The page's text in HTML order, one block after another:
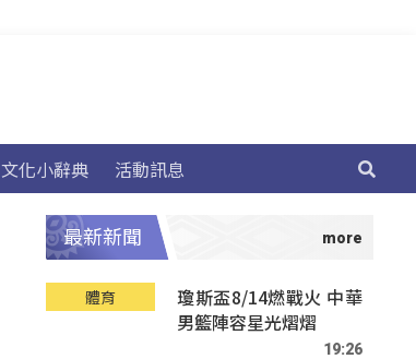
文化小辭典 活動訊息
最新新聞
體育
瓊斯盃8/14燃戰火 中華
男籃陣容星光熠熠
19:26